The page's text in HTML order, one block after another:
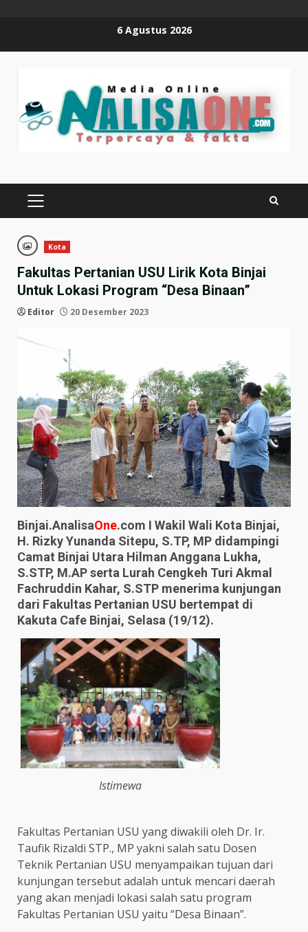
6 Agustus 2026
PRIMARY
Kota
Fakultas Pertanian USU Lirik Kota Binjai
Untuk Lokasi Program “Desa Binaan”
Editor 20 Desember 2023
Binjai.AnalisaOne.com I Wakil Wali Kota Binjai,
H. Rizky Yunanda Sitepu, S.TP, MP didampingi
Camat Binjai Utara Hilman Anggana Lukha,
S.STP, M.AP serta Lurah Cengkeh Turi Akmal
Fachruddin Kahar, S.STP menerima kunjungan
dari Fakultas Pertanian USU bertempat di
Kakuta Cafe Binjai, Selasa (19/12).
Istimewa
Fakultas Pertanian USU yang diwakili oleh Dr. Ir.
Taufik Rizaldi STP., MP yakni salah satu Dosen
Teknik Pertanian USU menyampaikan tujuan dari
kunjungan tersebut adalah untuk mencari daerah
yang akan menjadi lokasi salah satu program
Fakultas Pertanian USU yaitu “Desa Binaan”.